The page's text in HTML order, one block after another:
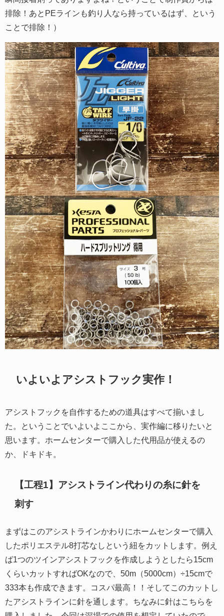
排除！あとPEラインも釣り人なら持っているはず、という
ことで排除！）
いよいよアシストフック実作！
アシストフックを自作するための道具はすべて揃いまし
た。ということでいよいよここから、実作編に移りたいと
思います。ホームセンターで購入した代用品が使えるの
か、ドキドキ。
【工程1】アシストライン代わりの糸に針を
刺す
まずはこのアシストラインかわりにホームセンターで購入
したポリエステル8打芯なしという紐をカットします。例え
ば1つのツインアシストフックを作成しようとしたら15cm
くらいカットすればOKなので、50m（5000cm）÷15cmで
333本も作成できます。コスパ最高！！そしてこのカットし
たアシストラインに針を通します。ちなみに針はこちらを